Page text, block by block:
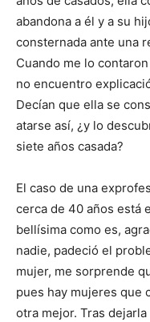
abandona a él y a su
consternada ante una
Cuando me lo
no encuentro
Decían que ella se
atarse así, ¿y lo
siete años casada?
El caso de una
cerca de 40 años está
bellísima como es,
nadie, padeció el
mujer, me sorprende
pues hay mujeres que
otra mejor. Tras